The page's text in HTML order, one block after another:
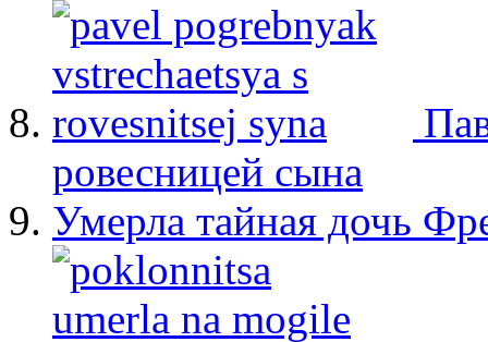
ровесницей сына
Умерла тайная дочь